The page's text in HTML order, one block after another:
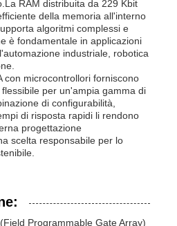
RAM distribuita da 229 Kbit
della memoria all'interno
algoritmi complessi e
è fondamentale in applicazioni
industriale, robotica
con microcontrollori forniscono
per un'ampia gamma di
di configurabilità,
di risposta rapidi li rendono
progettazione
scelta responsabile per lo
Programmable Gate Array)